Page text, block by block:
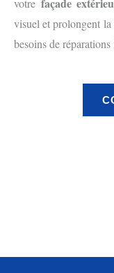
votre façade
visuel et prolongent la
besoins de réparations